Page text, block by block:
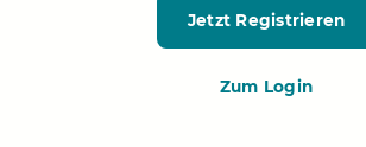
Jetzt Registrieren
Zum Login